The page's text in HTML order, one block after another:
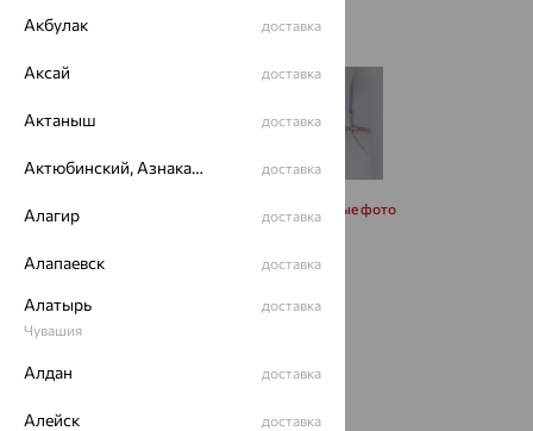
Запросить дополнительные фото
Размеры:
16
от 64 598
Акбулак доставка
Аксай доставка
Актаныш доставка
Актюбинский, Азнакаевский район доставка
Алагир доставка
Алапаевск доставка
Алатырь
Чувашия
доставка
Алдан доставка
Алейск доставка